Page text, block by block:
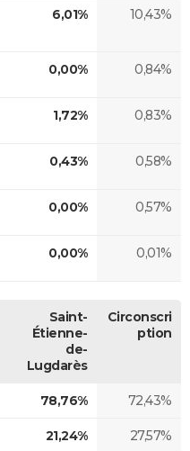
6,01% 10,43%
0,00% 0,84%
1,72% 0,83%
0,43% 0,58%
0,00% 0,57%
0,00% 0,01%
Saint-
Étienne-
de-
Lugdarès
Circonscri
ption
78,76% 72,43%
21,24% 27,57%